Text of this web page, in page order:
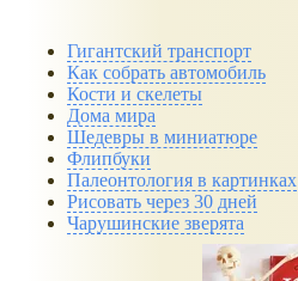
Гигантский транспорт
Как собрать автомобиль
Кости и скелеты
Дома мира
Шедевры в миниатюре
Флипбуки
Палеонтология в картинках
Рисовать через 30 дней
Чарушинские зверята